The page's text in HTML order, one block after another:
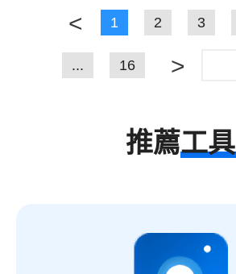
< 1 2 3
... 16 >
推薦工具